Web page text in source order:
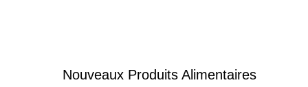
Nouveaux Produits Alimentaires